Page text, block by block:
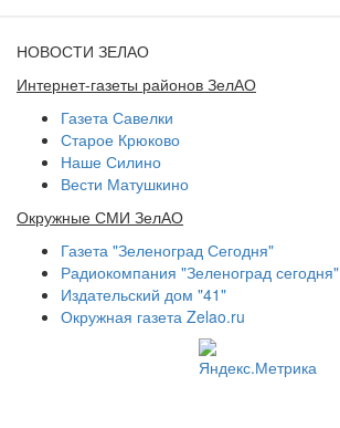
НОВОСТИ ЗЕЛАО
Интернет-газеты районов ЗелАО
Газета Савелки
Старое Крюково
Наше Силино
Вести Матушкино
Окружные СМИ ЗелАО
Газета "Зеленоград Сегодня"
Радиокомпания "Зеленоград сегодня"
Издательский дом "41"
Окружная газета Zelao.ru